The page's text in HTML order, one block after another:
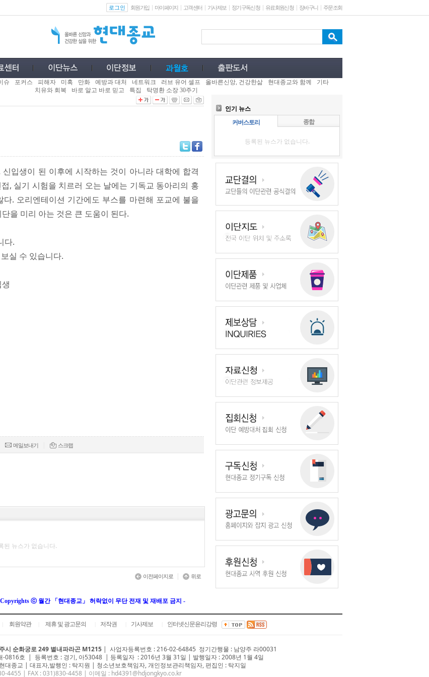
로그인 회원가입 마이페이지 고객센터 기사제보 정기구독신청 유료회원신청 장바구니 주문조회
슈 포커스 피해자 미혹 만화 예방과 대처 네트워크 러브 유어 셀프 올바른신앙, 건강한삶 현대종교와 함께
기타
치유와 회복
바로 알고 바로 믿고 특집 탁명환 소장 30주기
입생이 된 이후에 시작하는 것이 아니라 대학에 합격
, 실기 시험을 치르러 오는 날에는 기독교 동아리의 홍
. 오리엔테이션 기간에도 부스를 마련해 포교에 불을
을 미리 아는 것은 큰 도움이 된다.
다.
실 수 있습니다.
메일보내기 스크랩
된 뉴스가 없습니다.
이전페이지로 | 위로
인기 뉴스
커버스토리
종합
등록된 뉴스가 없습니다.
ⓒ 월간 「현대종교」 허락없이 무단 전재 및 재배포 금지 -
회원약관 제휴 및 광고문의 저작권 기사제보 인터넷신문윤리강령
시 순화궁로 249 별내파라곤 M1215 | 사업자등록번호 : 216-02-64845 정기간행물 : 남양주 라00031
-0816호 | 등록번호 : 경기, 아53048 | 등록일자 : 2016년 3월 31일 | 발행일자 : 2008년 1월 4일
대종교 | 대표자,발행인 : 탁지원 | 청소년보호책임자, 개인정보관리책임자, 편집인 : 탁지일
4455 | FAX : 031)830-4458 | 이메일 : hd4391@hdjongkyo.co.kr